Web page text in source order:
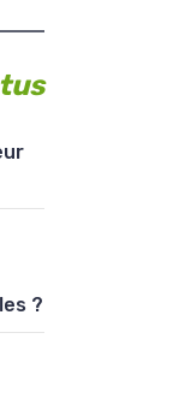
?